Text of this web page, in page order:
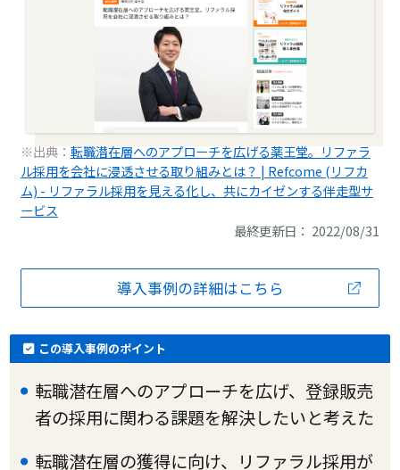
※出典： 転職潜在層へのアプローチを広げる薬王堂。リファラ
ル採用を会社に浸透させる取り組みとは？ | Refcome (リフカ
ム) - リファラル採用を見える化し、共にカイゼンする伴走型サ
ービス
最終更新日： 2022/08/31
導入事例の詳細はこちら
この導入事例のポイント
転職潜在層へのアプローチを広げ、登録販売
者の採用に関わる課題を解決したいと考えた
転職潜在層の獲得に向け、リファラル採用が